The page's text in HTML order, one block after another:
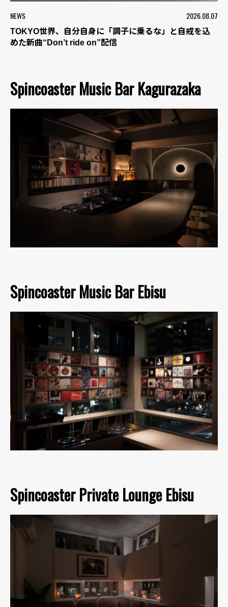
NEWS 2026.08.07
TOKYO世界、自分自身に「調子に乗るな」と自戒を込
めた新曲“Don’t ride on”配信
Spincoaster Music Bar Kagurazaka
Spincoaster Music Bar Ebisu
Spincoaster Private Lounge Ebisu